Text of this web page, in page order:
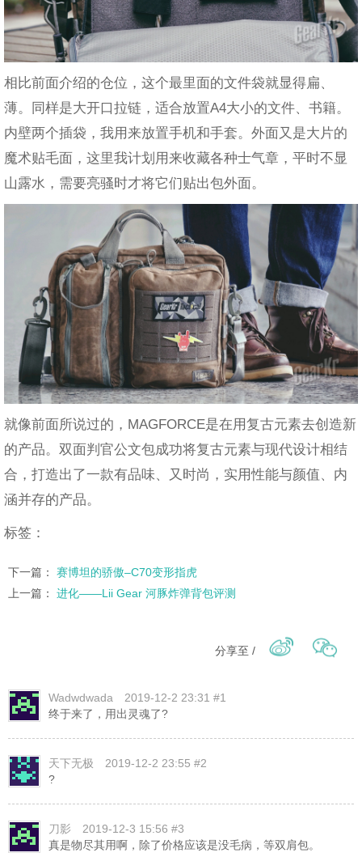
相比前面介绍的仓位，这个最里面的文件袋就显得扁、
薄。同样是大开口拉链，适合放置A4大小的文件、书籍。
内壁两个插袋，我用来放置手机和手套。外面又是大片的
魔术贴毛面，这里我计划用来收藏各种士气章，平时不显
山露水，需要亮骚时才将它们贴出包外面。
就像前面所说过的，MAGFORCE是在用复古元素去创造新
的产品。双面判官公文包成功将复古元素与现代设计相结
合，打造出了一款有品味、又时尚，实用性能与颜值、内
涵并存的产品。
标签：
下一篇： 赛博坦的骄傲–C70变形指虎
上一篇： 进化——Lii Gear 河豚炸弹背包评测
分享至 /
Wadwdwada
2019-12-2 23:31 #1
终于来了，用出灵魂了?
天下无极
2019-12-2 23:55 #2
?
刀影
2019-12-3 15:56 #3
真是物尽其用啊，除了价格应该是没毛病，等双肩包。